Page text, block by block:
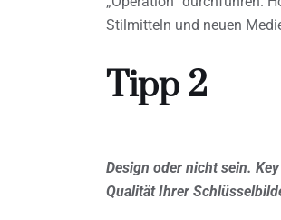
Stilmitteln und neuen
Tipp 2
Design oder nicht sein.
Qualität Ihrer